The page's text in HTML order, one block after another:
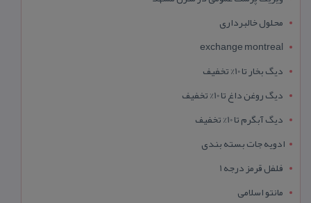
محلول خالبرداری
exchange montreal
دیگ بخار تا 10% تخفیف
دیگ روغن داغ تا 10% تخفیف
دیگ آبگرم تا 10% تخفیف
ادویه جات بسته بندی
فلفل قرمز درجه 1
مانتو اسلامی